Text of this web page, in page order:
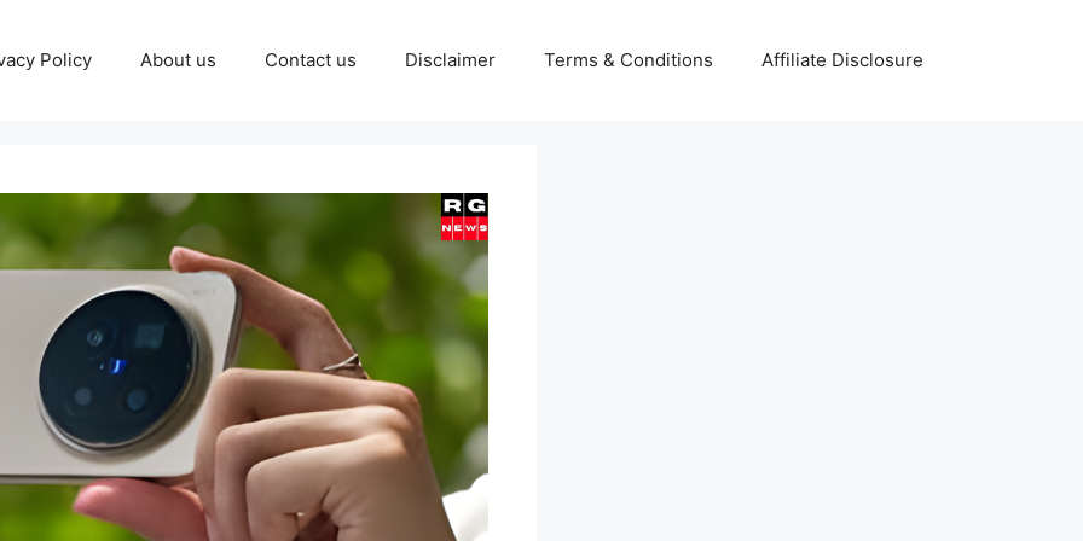
Policy About us Contact us Disclaimer Terms & Conditions Affiliate Disclosure